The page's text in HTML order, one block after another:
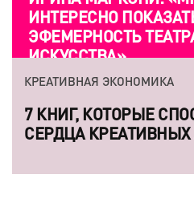
ИНТЕРЕСНО
ЭФЕМЕРНОСТЬ
ИСКУССТВА»
КРЕАТИВНАЯ ЭКОНОМИКА
7 КНИГ, КОТОРЫЕ
СЕРДЦА